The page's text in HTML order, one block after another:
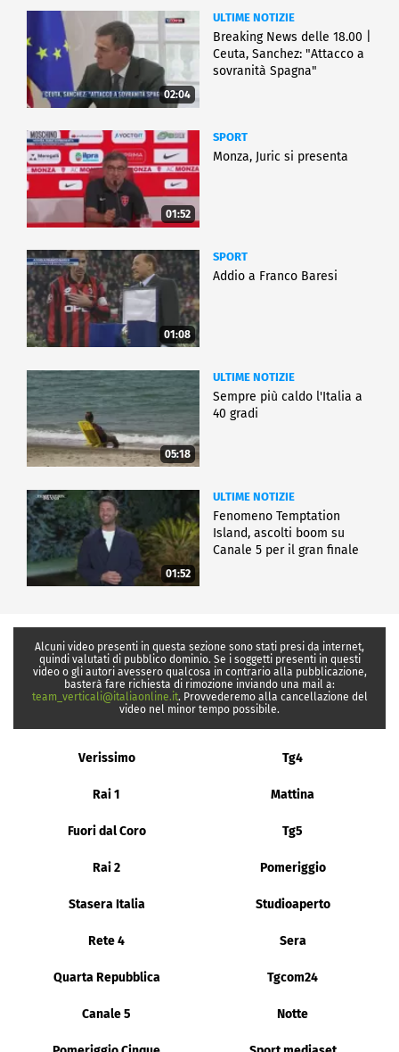
02:04
ULTIME NOTIZIE
Breaking News delle 18.00 |
Ceuta, Sanchez: "Attacco a
sovranità Spagna"
01:52
SPORT
Monza, Juric si presenta
01:08
SPORT
Addio a Franco Baresi
05:18
ULTIME NOTIZIE
Sempre più caldo l'Italia a
40 gradi
01:52
ULTIME NOTIZIE
Fenomeno Temptation
Island, ascolti boom su
Canale 5 per il gran finale
Alcuni video presenti in questa sezione sono stati presi da internet,
quindi valutati di pubblico dominio. Se i soggetti presenti in questi
video o gli autori avessero qualcosa in contrario alla pubblicazione,
basterà fare richiesta di rimozione inviando una mail a:
team_verticali@italiaonline.it. Provvederemo alla cancellazione del
video nel minor tempo possibile.
Verissimo Tg4
Rai 1 Mattina
Fuori dal Coro Tg5
Rai 2 Pomeriggio
Stasera Italia Studioaperto
Rete 4 Sera
Quarta Repubblica Tgcom24
Canale 5 Notte